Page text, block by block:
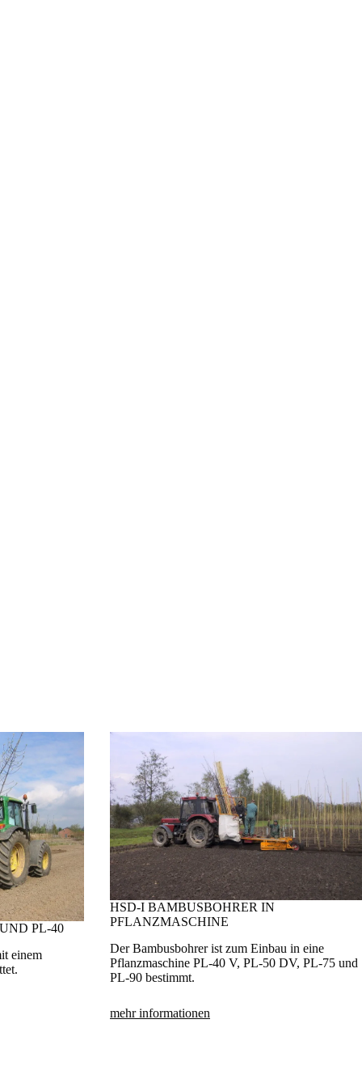
PL-40
einem
HSD-I BAMBUSBOHRER IN
PFLANZMASCHINE
Der Bambusbohrer ist zum Einbau in eine
Pflanzmaschine PL-40 V, PL-50 DV, PL-75 und
PL-90 bestimmt.
mehr informationen